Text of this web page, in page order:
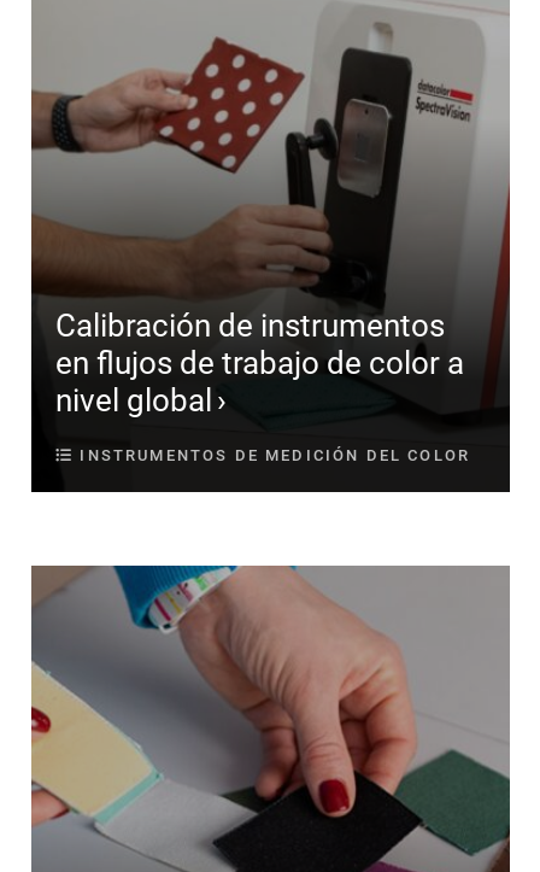
Calibración de instrumentos
en flujos de trabajo de color a
nivel global
INSTRUMENTOS DE MEDICIÓN DEL COLOR